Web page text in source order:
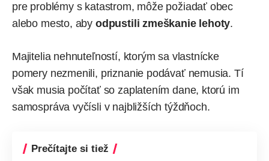
pre problémy s katastrom, môže požiadať obec
alebo mesto, aby odpustili zmeškanie lehoty.
Majitelia nehnuteľností, ktorým sa vlastnícke
pomery nezmenili, priznanie podávať nemusia. Tí
však musia počítať so zaplatením dane, ktorú im
samospráva vyčísli v najbližších týždňoch.
Prečítajte si tiež